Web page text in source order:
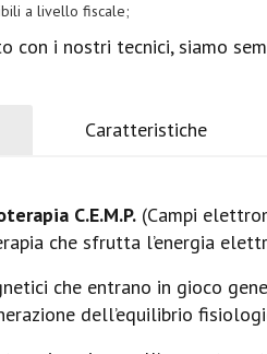
a livello fiscale;
con i nostri tecnici, siamo
Caratteristiche
C.E.M.P. (Campi
che sfrutta l’energia
che entrano in gioco
dell’equilibrio